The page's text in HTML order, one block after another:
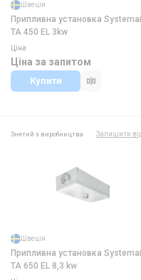
Швеція
Припливна установка
TA 450 EL 3kw
Ціна
Ціна за запитом
Купити
Знятий з виробництва Залишити
Швеція
Припливна установка
TA 650 EL 8,3 kw